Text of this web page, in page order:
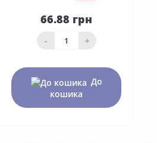
66.88 грн
- +
До
кошика